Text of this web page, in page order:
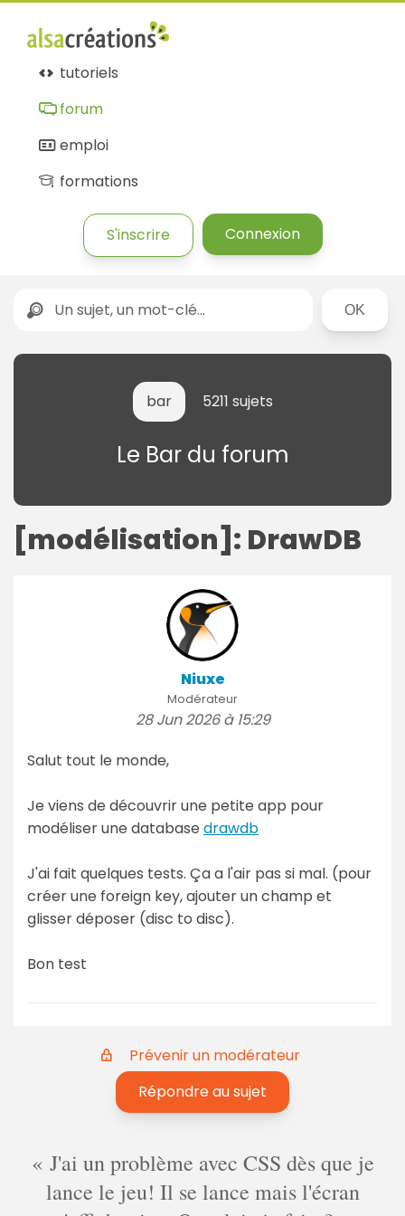
tutoriels
forum
emploi
formations
S'inscrire Connexion
Rechercher
bar 5211 sujets
Le Bar du forum
[modélisation]: DrawDB
Niuxe
Modérateur
28 Jun 2026 à 15:29
Salut tout le monde,
Je viens de découvrir une petite app pour
modéliser une database drawdb
J'ai fait quelques tests. Ça a l'air pas si mal. (pour
créer une foreign key, ajouter un champ et
glisser déposer (disc to disc).
Bon test
Prévenir un modérateur
Répondre au sujet
J'ai un problème avec CSS dès que je
lance le jeu! Il se lance mais l'écran